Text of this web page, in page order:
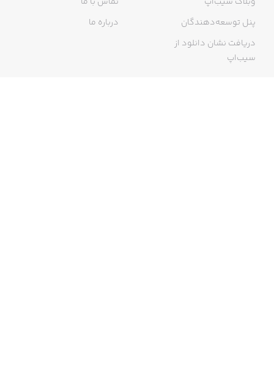
پنل توسعه‌دهندگان
دریافت نشان دانلود از
سیب‌اپ
درباره ما